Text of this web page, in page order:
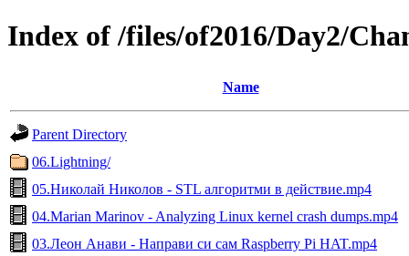
Index of /files/of2016/Day2/
Name
Parent Directory
06.Lightning/
05.Николай Николов - STL алгоритми в действие.mp4
04.Marian Marinov - Analyzing Linux kernel crash dumps.mp4
03.Леон Анави - Направи си сам Raspberry Pi HAT.mp4